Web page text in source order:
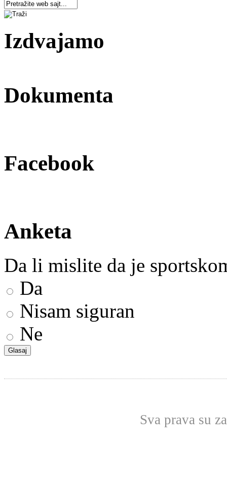
Izdvajamo
Dokumenta
Facebook
Anketa
Da li mislite da je
Da
Nisam siguran
Ne
Sva prava su